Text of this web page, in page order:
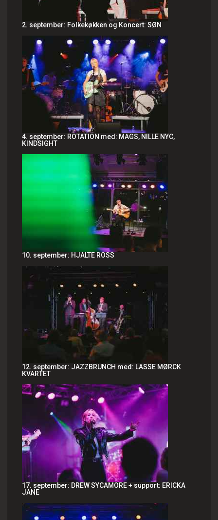
2. september: Folkekøkken og Koncert: SØN
4. september: ROTATION med: MAGS, NILLE NYC,
KINDSIGHT
10. september: HJALTE ROSS
12. september: JAZZBRUNCH med: LASSE MØRCK
KVARTET
17. september: DREW SYCAMORE + support: ERICKA
JANE